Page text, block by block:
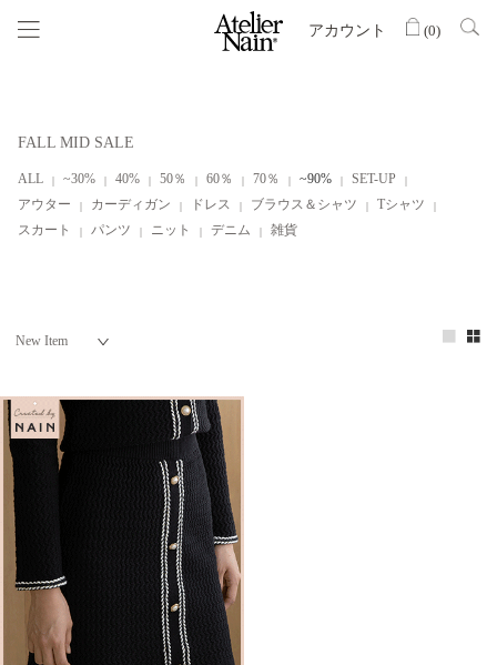
アカウント (0)
FALL MID SALE
ALL ~30% 40% 50％ 60％ 70％ ~90%
SET-UP
アウター
カーディガン ドレス ブラウス＆シャツ
Tシャツ
スカート
パンツ ニット デニム 雑貨